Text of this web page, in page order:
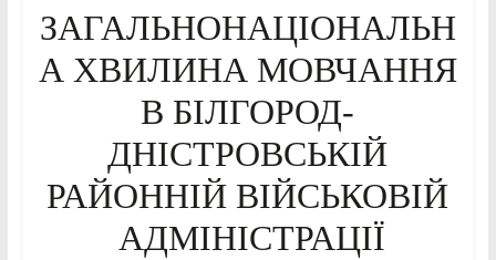
ЗАГАЛЬНОНАЦІОНАЛЬН
А ХВИЛИНА МОВЧАННЯ
В БІЛГОРОД-
ДНІСТРОВСЬКІЙ
РАЙОННІЙ ВІЙСЬКОВІЙ
АДМІНІСТРАЦІЇ